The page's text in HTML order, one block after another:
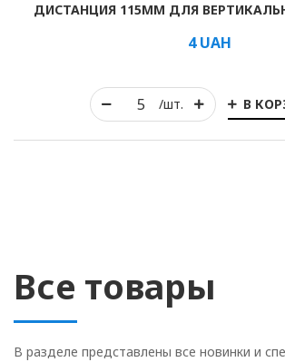
/шт. В
ДИСТАНЦИЯ 115ММ ДЛЯ
4UAH
Все товары
В разделе представлены все новинки и